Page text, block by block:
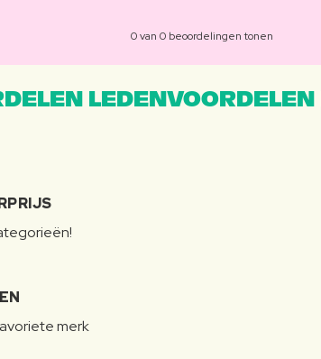
0 van 0 beoordelingen tonen
merk